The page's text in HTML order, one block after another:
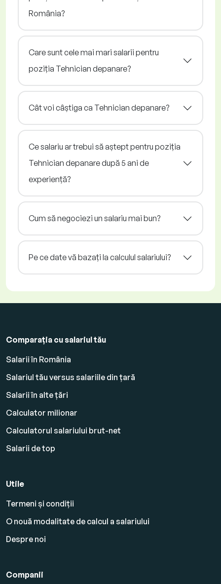
România?
Care sunt cele mai mari salarii pentru
poziția Tehnician depanare?
Cât voi câștiga ca Tehnician depanare?
Ce salariu ar trebui să aștept pentru poziția
Tehnician depanare după 5 ani de
experiență?
Cum să negociezi un salariu mai bun?
Pe ce date vă bazați la calculul salariului?
Comparația cu salariul tău
Salarii în România
Salariul tău versus salariile din țară
Salarii în alte țări
Calculator milionar
Calculatorul salariului brut-net
Salarii de top
Utile
Termeni și condiții
O nouă modalitate de calcul a salariului
Despre noi
Companii